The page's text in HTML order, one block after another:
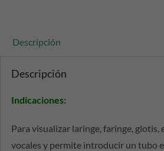
Descripción
Descripción
Indicaciones:
Para visualizar laringe, faringe, glotis,
vocales y permite introducir un tubo